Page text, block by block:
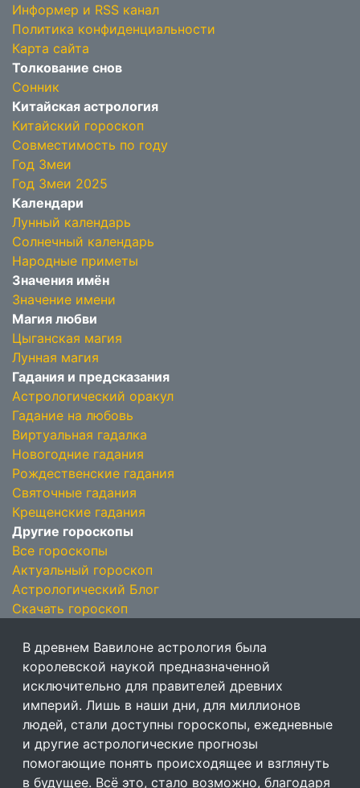
Информер и RSS канал
Политика конфиденциальности
Карта сайта
Толкование снов
Сонник
Китайская астрология
Китайский гороскоп
Совместимость по году
Год Змеи
Год Змеи 2025
Календари
Лунный календарь
Солнечный календарь
Народные приметы
Значения имён
Значение имени
Магия любви
Цыганская магия
Лунная магия
Гадания и предсказания
Астрологический оракул
Гадание на любовь
Виртуальная гадалка
Новогодние гадания
Рождественские гадания
Святочные гадания
Крещенские гадания
Другие гороскопы
Все гороскопы
Актуальный гороскоп
Астрологический Блог
Скачать гороскоп
В древнем Вавилоне астрология была
королевской наукой предназначенной
исключительно для правителей древних
империй. Лишь в наши дни, для миллионов
людей, стали доступны гороскопы, ежедневные
и другие астрологические прогнозы
помогающие понять происходящее и взглянуть
в будущее. Всё это, стало возможно, благодаря